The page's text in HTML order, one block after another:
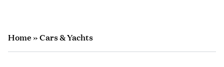
Home»Cars & Yachts